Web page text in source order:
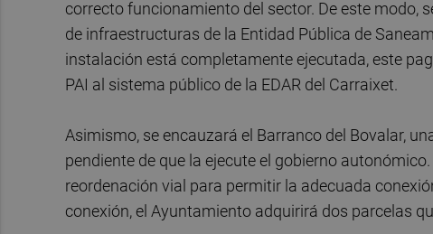
correcto funcionamiento del sector. De este modo,
de infraestructuras de la Entidad Pública de
instalación está completamente ejecutada, este
PAI al sistema público de la EDAR del Carraixet.
Asimismo, se encauzará el Barranco del Bovalar,
pendiente de que la ejecute el gobierno
reordenación vial para permitir la adecuada
conexión, el Ayuntamiento adquirirá dos parcelas